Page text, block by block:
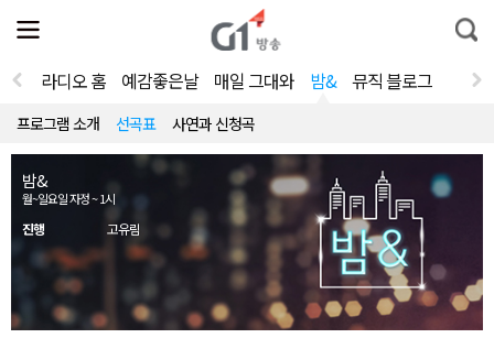
전
체
뉴
열
통
합
라디오 홈 예감좋은날 매일 그대와 밤& 뮤직 블로그
프로그램 소개 선곡표 사연과 신청곡
밤&
월~일요일 자정 ~ 1시
진행 고유림